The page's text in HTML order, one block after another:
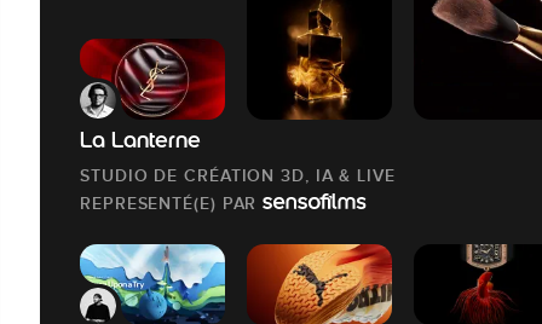
La Lanterne
STUDIO DE CRÉATION 3D, IA & LIVE
REPRESENTÉ(E) PAR